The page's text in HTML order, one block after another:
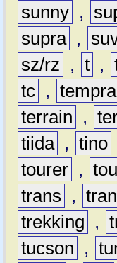
sunny ,
supra ,
sz/rz
, t ,
tc , tempra
terrain
,
tiida , tino
tourer ,
trans
,
trekking
,
tucson
,